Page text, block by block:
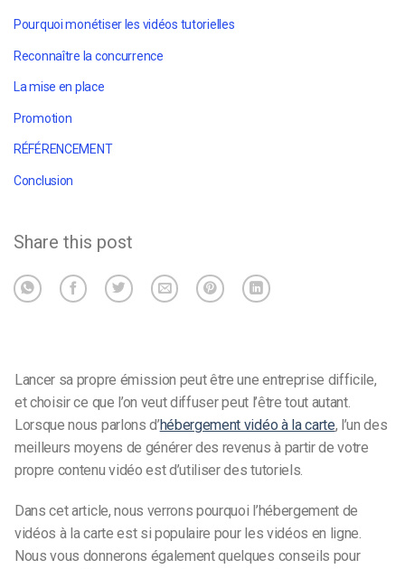
Pourquoi monétiser les vidéos tutorielles
Reconnaître la concurrence
La mise en place
Promotion
RÉFÉRENCEMENT
Conclusion
Share this post
Lancer sa propre émission peut être une entreprise difficile,
et choisir ce que l’on veut diffuser peut l’être tout autant.
Lorsque nous parlons d’hébergement vidéo à la carte, l’un des
meilleurs moyens de générer des revenus à partir de votre
propre contenu vidéo est d’utiliser des tutoriels.
Dans cet article, nous verrons pourquoi l’hébergement de
vidéos à la carte est si populaire pour les vidéos en ligne.
Nous vous donnerons également quelques conseils pour